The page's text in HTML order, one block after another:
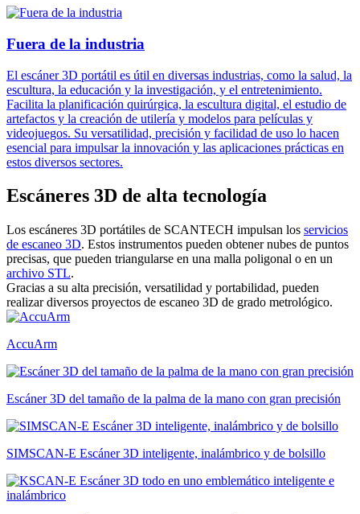
Fuera de la industria
El escáner 3D portátil es útil en diversas industrias, como la salud, la
escultura, la educación y la investigación, y el entretenimiento.
Facilita la planificación quirúrgica, la escultura digital, el estudio de
artefactos y la creación de utilería y modelos para películas y
videojuegos. Su versatilidad, precisión y facilidad de uso lo hacen
esencial para impulsar la innovación y las aplicaciones prácticas en
estos diversos sectores.
Escáneres 3D de alta tecnología
Los escáneres 3D portátiles de SCANTECH impulsan los servicios
de escaneo 3D. Estos instrumentos pueden obtener nubes de puntos
precisas, que pueden triangularse en una malla poligonal o en un
archivo STL.
Gracias a su alta precisión, versatilidad y portabilidad, pueden
realizar diversos proyectos de escaneo 3D de grado metrológico.
AccuArm
Escáner 3D del tamaño de la palma de la mano con gran precisión
SIMSCAN-E Escáner 3D inteligente, inalámbrico y de bolsillo